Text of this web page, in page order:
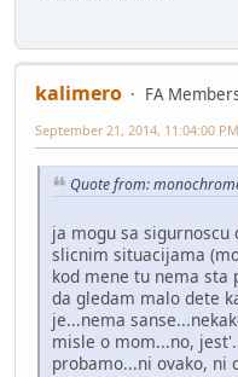
kalimero
FA
September 21, 2014, 11:04:00 PM
Quote from:
ja mogu sa
slicnim situacijama
kod mene tu nema sta
da gledam malo dete
je...nema
misle o mom...no,
probamo...ni ovako, ni